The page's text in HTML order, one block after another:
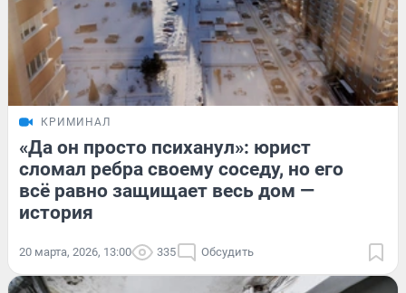
КРИМИНАЛ
«Да он просто психанул»: юрист
сломал ребра своему соседу, но его
всё равно защищает весь дом —
история
20 марта, 2026, 13:00 335 Обсудить